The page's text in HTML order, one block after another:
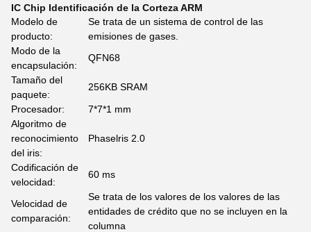
IC Chip Identificación de la Corteza ARM
Modelo de
producto:
Se trata de un sistema de control de las
emisiones de gases.
Modo de la
encapsulación:
QFN68
Tamaño del
paquete:
256KB SRAM
Procesador:
7*7*1 mm
Algoritmo de
reconocimiento
del iris:
Phaselris 2.0
Codificación de
velocidad:
60 ms
Velocidad de
comparación:
Se trata de los valores de los valores de las
entidades de crédito que no se incluyen en la
columna